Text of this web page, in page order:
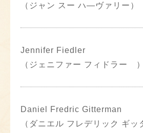
（ジャン スー ハ―ヴァリー）
Jennifer Fiedler
（ジェニファー フィドラー ）
Daniel Fredric Gitterman
（ダニエル フレデリック ギッ